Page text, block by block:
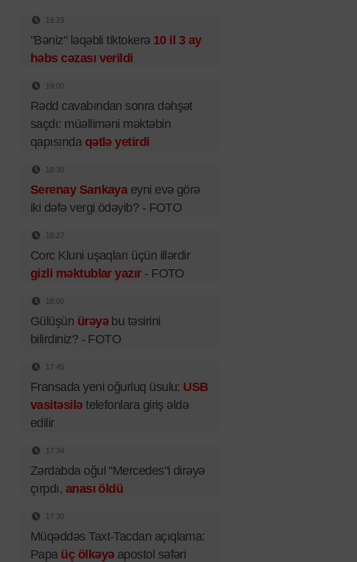
19:23
"Bəniz" ləqəbli tiktokerə 10 il 3 ay
həbs cəzası verildi
19:00
Rədd cavabından sonra dəhşət
saçdı: müəlliməni məktəbin
qapısında qətlə yetirdi
18:30
Serenay Sarıkayaeyni evə görə
iki dəfə vergi ödəyib? - FOTO
18:27
Corc Kluni uşaqları üçün illərdir
gizli məktublar yazır- FOTO
18:00
Gülüşün ürəyəbu təsirini
bilirdiniz? - FOTO
17:45
Fransada yeni oğurluq üsulu: USB
vasitəsilətelefonlara giriş əldə
edilir
17:34
Zərdabda oğul "Mercedes"i dirəyə
çırpdı, anası öldü
17:30
Müqəddəs Taxt-Tacdan açıqlama:
Papa üç ölkəyəapostol səfəri